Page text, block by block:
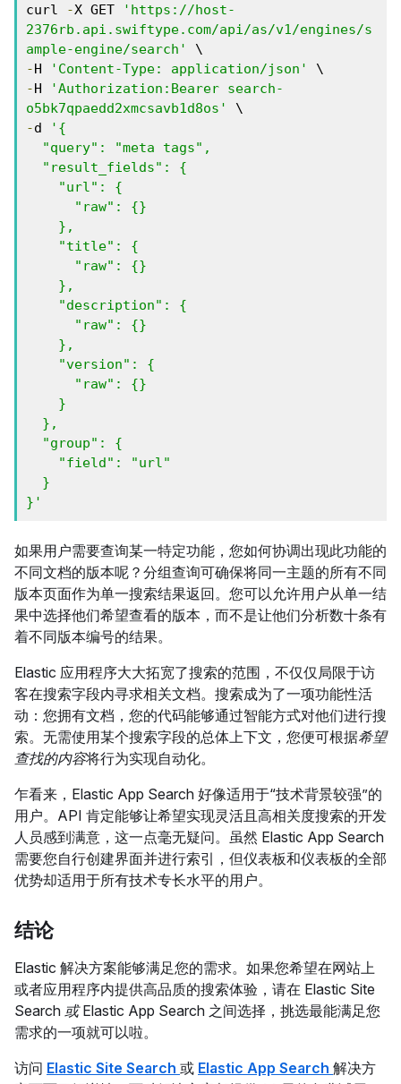
curl -X GET
'https://host-
2376rb.api.swiftype.com/api/as/v1/engines/s
ample-engine/search'
-H 'Content-Type: application/json'
-H
'Authorization:Bearer search-
o5bk7qpaedd2xmcsavb1d8os'
-d
'{
}'
如果用户需要查询某一特定功能，您如何协调出现此功能的
不同文档的版本呢？分组查询可确保将同一主题的所有不同
版本页面作为单一搜索结果返回。您可以允许用户从单一结
果中选择他们希望查看的版本，而不是让他们分析数十条有
着不同版本编号的结果。
Elastic 应用程序大大拓宽了搜索的范围，不仅仅局限于访
客在搜索字段内寻求相关文档。搜索成为了一项功能性活
动：您拥有文档，您的代码能够通过智能方式对他们进行搜
索。无需使用某个搜索字段的总体上下文，您便可根据希望
查找的内容将行为实现自动化。
乍看来，Elastic App Search 好像适用于“技术背景较强”的
用户。API 肯定能够让希望实现灵活且高相关度搜索的开发
人员感到满意，这一点毫无疑问。虽然 Elastic App Search
需要您自行创建界面并进行索引，但仪表板和仪表板的全部
优势却适用于所有技术专长水平的用户。
结论
Elastic 解决方案能够满足您的需求。如果您希望在网站上
或者应用程序内提供高品质的搜索体验，请在 Elastic Site
Search 或Elastic App Search 之间选择，挑选最能满足您
需求的一项就可以啦。
访问 Elastic Site Search 或 Elastic App Search 解决方